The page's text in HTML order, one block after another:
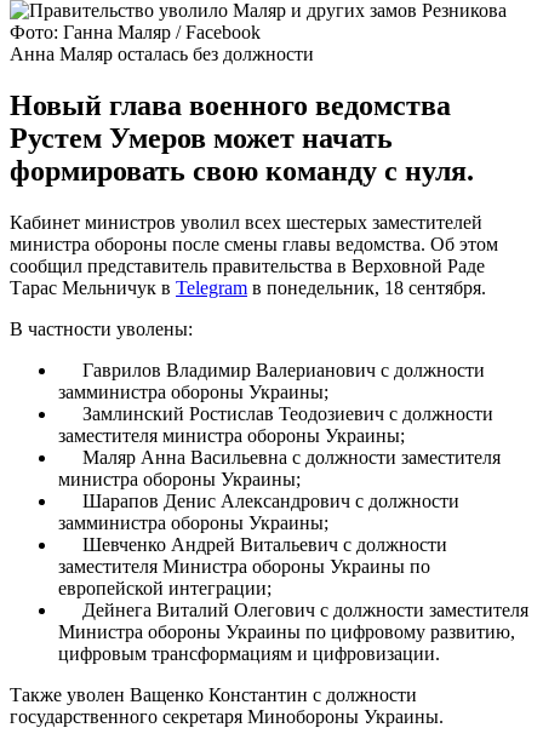
Фото: Ганна Маляр / Facebook
Анна Маляр осталась без должности
Новый глава военного ведомства
Рустем Умеров может начать
формировать свою команду с нуля.
Кабинет министров уволил всех шестерых заместителей
министра обороны после смены главы ведомства. Об этом
сообщил представитель правительства в Верховной Раде
Тарас Мельничук в Telegram в понедельник, 18 сентября.
В частности уволены:
Гаврилов Владимир Валерианович с должности
замминистра обороны Украины;
Замлинский Ростислав Теодозиевич с должности
заместителя министра обороны Украины;
Маляр Анна Васильевна с должности заместителя
министра обороны Украины;
Шарапов Денис Александрович с должности
замминистра обороны Украины;
Шевченко Андрей Витальевич с должности
заместителя Министра обороны Украины по
европейской интеграции;
Дейнега Виталий Олегович с должности заместителя
Министра обороны Украины по цифровому развитию,
цифровым трансформациям и цифровизации.
Также уволен Ващенко Константин с должности
государственного секретаря Минобороны Украины.